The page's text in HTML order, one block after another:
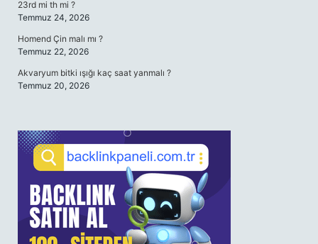
23rd mi th mi ?
Temmuz 24, 2026
Homend Çin malı mı ?
Temmuz 22, 2026
Akvaryum bitki ışığı kaç saat yanmalı ?
Temmuz 20, 2026